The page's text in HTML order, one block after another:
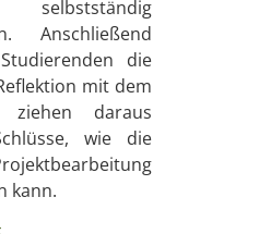
selbstständig
Anschließend
die
mit dem
ziehen daraus
wie die
kann.